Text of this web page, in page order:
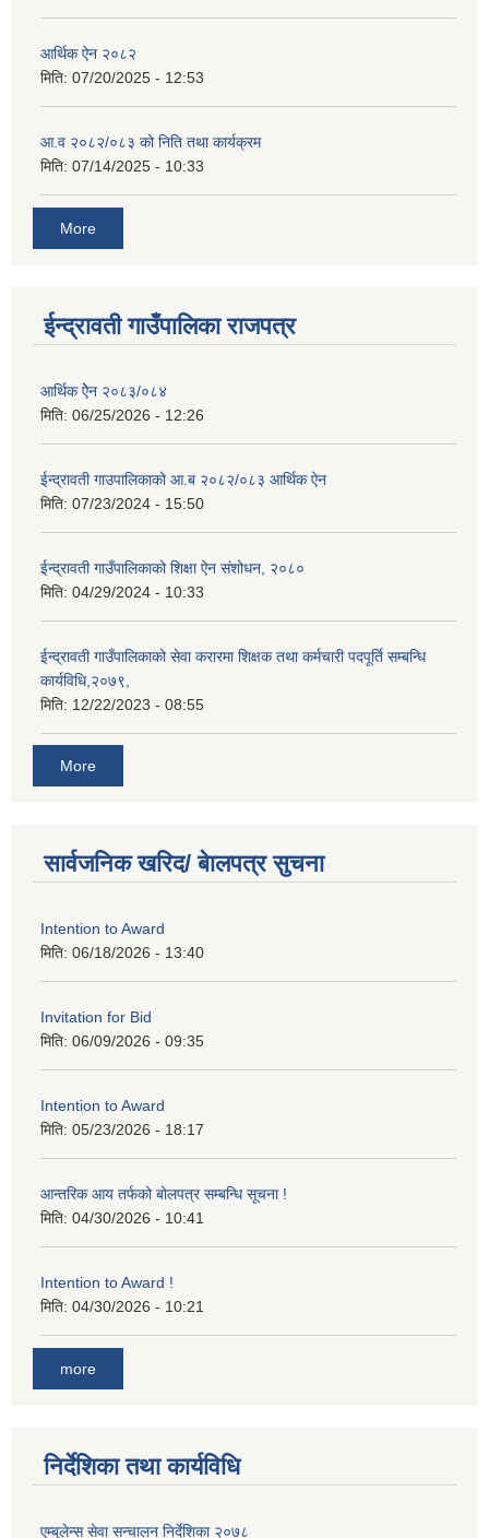
आर्थिक ऐन २०८२
मिति: 07/20/2025 - 12:53
आ.व २०८२/०८३ को निति तथा कार्यक्रम
मिति: 07/14/2025 - 10:33
More
ईन्द्रावती गाउँपालिका राजपत्र
आर्थिक ऐेन २०८३/०८४
मिति: 06/25/2026 - 12:26
ईन्द्रावती गाउपालिकाको आ.ब २०८२/०८३ आर्थिक ऐन
मिति: 07/23/2024 - 15:50
ईन्द्रावती गाउँपालिकाको शिक्षा ऐन संशोधन, २०८०
मिति: 04/29/2024 - 10:33
ईन्द्रावती गाउँपालिकाको सेवा करारमा शिक्षक तथा कर्मचारी पदपूर्ति सम्बन्धि
कार्यविधि,२०७९,
मिति: 12/22/2023 - 08:55
More
सार्वजनिक खरिद/ बेालपत्र सुचना
Intention to Award
मिति: 06/18/2026 - 13:40
Invitation for Bid
मिति: 06/09/2026 - 09:35
Intention to Award
मिति: 05/23/2026 - 18:17
आन्तरिक आय तर्फको बोलपत्र सम्बन्धि सूचना !
मिति: 04/30/2026 - 10:41
Intention to Award !
मिति: 04/30/2026 - 10:21
more
निर्देशिका तथा कार्यविधि
एम्बुलेन्स सेवा सन्चालन निर्देशिका २०७८